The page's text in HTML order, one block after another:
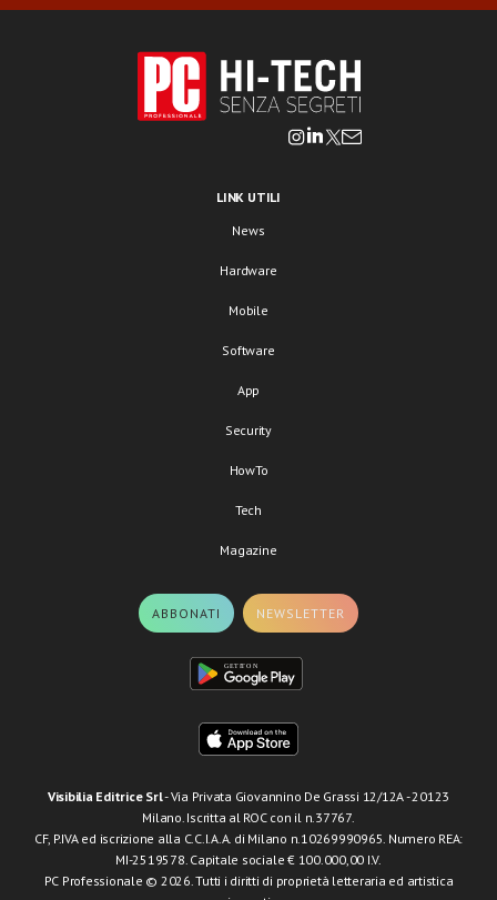
LINK UTILI
News
Hardware
Mobile
Software
App
Security
HowTo
Tech
Magazine
ABBONATI NEWSLETTER
Visibilia Editrice Srl- Via Privata Giovannino De Grassi 12/12A - 20123
Milano. Iscritta al ROC con il n.37767.
CF, P.IVA ed iscrizione alla C.C.I.A.A. di Milano n.10269990965. Numero REA:
MI-2519578. Capitale sociale € 100.000,00 I.V.
PC Professionale © 2026. Tutti i diritti di proprietà letteraria ed artistica